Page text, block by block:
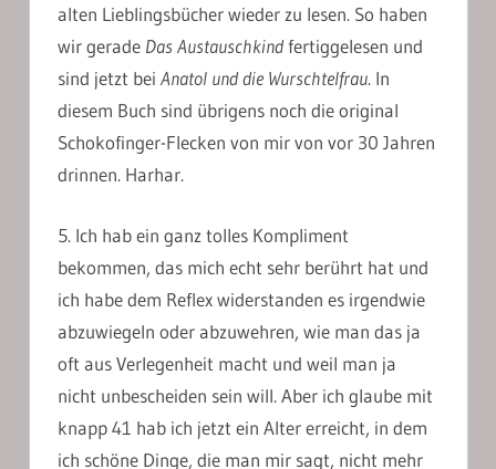
alten Lieblingsbücher wieder zu lesen. So haben
wir gerade Das Austauschkindfertiggelesen und
sind jetzt bei Anatol und die Wurschtelfrau. In
diesem Buch sind übrigens noch die original
Schokofinger-Flecken von mir von vor 30 Jahren
drinnen. Harhar.
5. Ich hab ein ganz tolles Kompliment
bekommen, das mich echt sehr berührt hat und
ich habe dem Reflex widerstanden es irgendwie
abzuwiegeln oder abzuwehren, wie man das ja
oft aus Verlegenheit macht und weil man ja
nicht unbescheiden sein will. Aber ich glaube mit
knapp 41 hab ich jetzt ein Alter erreicht, in dem
ich schöne Dinge, die man mir sagt, nicht mehr